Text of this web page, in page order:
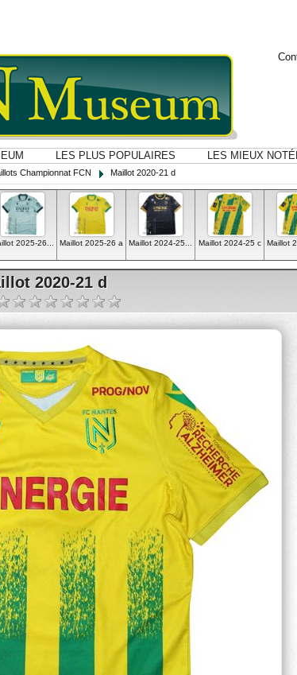
LES PLUS POPULAIRES LES MIEUX
Championnat FCN Maillot 2020-21 d
2025-26... Maillot 2025-26 a Maillot 2024-25... Maillot 2024-25 c Maillot
2020-21 d